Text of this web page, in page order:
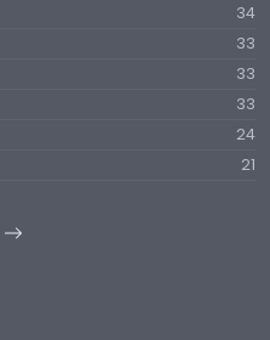
34
33
33
33
24
21